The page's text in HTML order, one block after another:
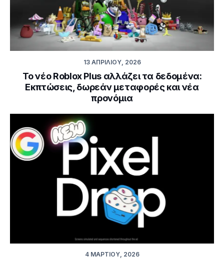
13 ΑΠΡΙΛΊΟΥ, 2026
Το νέο Roblox Plus αλλάζει τα δεδομένα:
Εκπτώσεις, δωρεάν μεταφορές και νέα
προνόμια
4 ΜΑΡΤΊΟΥ, 2026